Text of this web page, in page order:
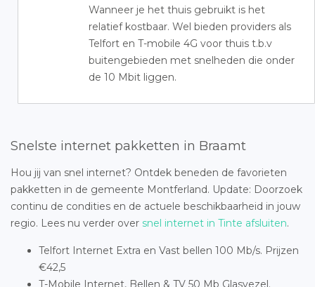
Wanneer je het thuis gebruikt is het
relatief kostbaar. Wel bieden providers als
Telfort en T-mobile 4G voor thuis t.b.v
buitengebieden met snelheden die onder
de 10 Mbit liggen.
Snelste internet pakketten in Braamt
Hou jij van snel internet? Ontdek beneden de favorieten
pakketten in de gemeente Montferland. Update: Doorzoek
continu de condities en de actuele beschikbaarheid in jouw
regio. Lees nu verder over snel internet in Tinte afsluiten.
Telfort Internet Extra en Vast bellen 100 Mb/s. Prijzen
€42,5
T-Mobile Internet, Bellen & TV 50 Mb Glasvezel.